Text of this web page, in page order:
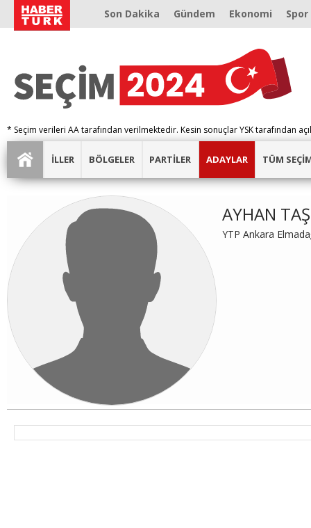
Son Dakika Gündem Ekonomi Spor
* Seçim verileri AA tarafından verilmektedir. Kesin sonuçlar YSK tarafından
İLLER BÖLGELER PARTİLER ADAYLAR TÜM
AYHAN
YTP Ankara